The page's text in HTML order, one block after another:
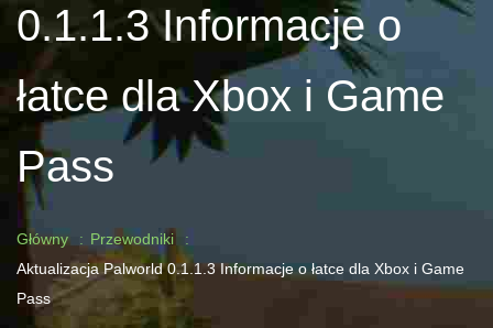
0.1.1.3 Informacje o
łatce dla Xbox i Game
Pass
Główny
Przewodniki
Aktualizacja Palworld 0.1.1.3 Informacje o łatce dla Xbox i Game
Pass